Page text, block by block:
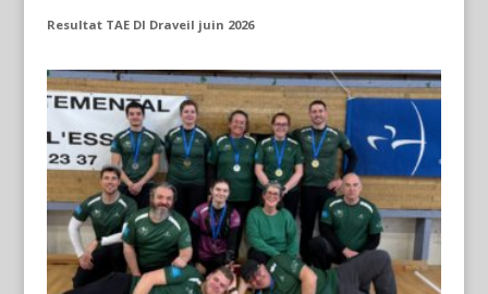
Resultat TAE DI Draveil juin 2026